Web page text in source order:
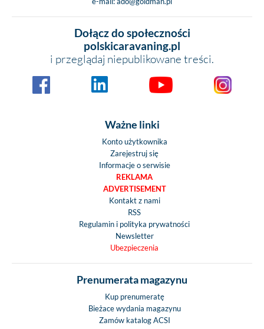
Dołącz do społeczności
polskicaravaning.pl
i przeglądaj niepublikowane treści.
Ważne linki
Konto użytkownika
Zarejestruj się
Informacje o serwisie
REKLAMA
ADVERTISEMENT
Kontakt z nami
RSS
Regulamin i polityka prywatności
Newsletter
Ubezpieczenia
Prenumerata magazynu
Kup prenumeratę
Bieżace wydania magazynu
Zamów katalog ACSI